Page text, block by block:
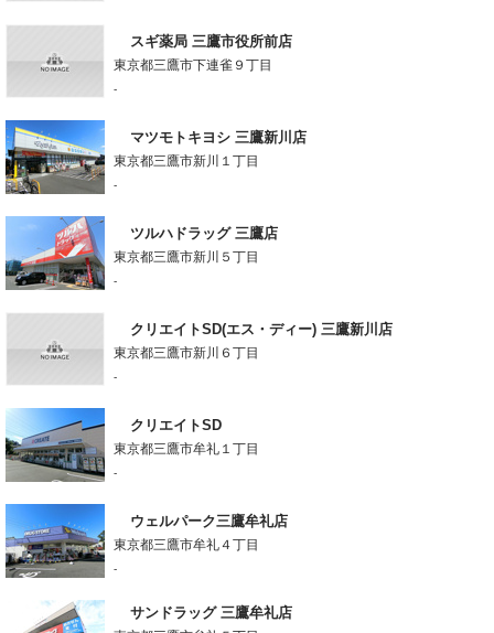
スギ薬局 三鷹市役所前店
東京都三鷹市下連雀９丁目
-
マツモトキヨシ 三鷹新川店
東京都三鷹市新川１丁目
-
ツルハドラッグ 三鷹店
東京都三鷹市新川５丁目
-
クリエイトSD(エス・ディー) 三鷹新川店
東京都三鷹市新川６丁目
-
クリエイトSD
東京都三鷹市牟礼１丁目
-
ウェルパーク三鷹牟礼店
東京都三鷹市牟礼４丁目
-
サンドラッグ 三鷹牟礼店